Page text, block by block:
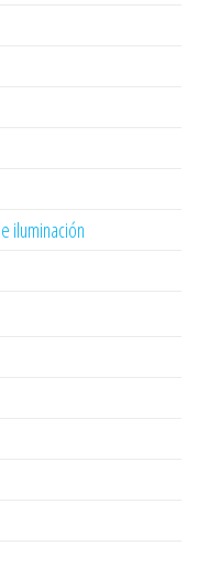
iluminación